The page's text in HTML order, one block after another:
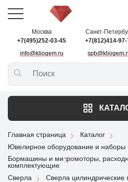
Москва
+7(495)252-03-45
info@kliogem.ru
Санкт-
+7(812)414-97-
Главная страница
Каталог
Ювелирное оборудование и наборы
Бормашины и микромоторы,
комплектующие
Сверла
Сверла цилиндрические